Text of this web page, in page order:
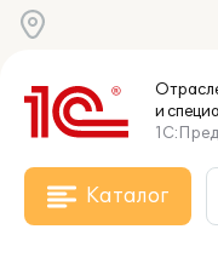
и
Каталог